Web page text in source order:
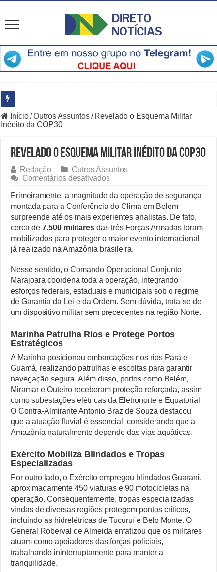
O Que Está Por Trás do Escândalo de R$ 308 Mi em MT?
Especialistas Revelam os Riscos dos Ventos de 76 km/h no Rio
Copom e Itaú Dominam Hoje as Apostas do Mercado Financeiro
Família Livre, Senador Investigado: O Que Mudou na Operação
Controverso: IBS e CBS Dividem Empresários na Reforma
Como Resolver a Disputa Política do Republicanos Rumo a 2026
O Que Levou Quatro Trabalhadores à Morte em Obra Proibida no
Casa Branca Antes Distante, Camp David Agora no Centro do Poder
Especialistas Revelam o Que Levou ao Ataque Fatal na Fábrica
Início/Outros Assuntos/ Revelado o Esquema Militar
Inédito da COP30
Revelado o Esquema Militar Inédito da COP30
Redação
Outros Assuntos
Comentários desativadosem
o
Esquema
Militar
Inédito
da
COP30
Primeiramente, a magnitude da operação de segurança
montada para a Conferência do Clima em Belém
surpreende até os mais experientes analistas. De fato,
cerca de7.500 militares das três Forças Armadas foram
mobilizados para proteger o maior evento internacional
já realizado na Amazônia brasileira.
Nesse sentido, o Comando Operacional Conjunto
Marajoara coordena toda a operação, integrando
esforços federais, estaduais e municipais sob o regime
de Garantia da Lei e da Ordem. Sem dúvida, trata-se de
um dispositivo militar sem precedentes na região Norte.
Marinha Patrulha Rios e Protege Portos
Estratégicos
A Marinha posicionou embarcações nos rios Pará e
Guamá, realizando patrulhas e escoltas para garantir
navegação segura. Além disso, portos como Belém,
Miramar e Outeiro receberam proteção reforçada, assim
como subestações elétricas da Eletronorte e Equatorial.
O Contra-Almirante Antonio Braz de Souza destacou
que a atuação fluvial é essencial, considerando que a
Amazônia naturalmente depende das vias aquáticas.
Exército Mobiliza Blindados e Tropas
Especializadas
Por outro lado, o Exército empregou blindados Guarani,
aproximadamente 450 viaturas e 90 motocicletas na
operação. Consequentemente, tropas especializadas
vindas de diversas regiões protegem pontos críticos,
incluindo as hidrelétricas de Tucuruí e Belo Monte. O
General Roberval de Almeida enfatizou que os militares
atuam como apoiadores das forças policiais,
trabalhando ininterruptamente para manter a
tranquilidade.